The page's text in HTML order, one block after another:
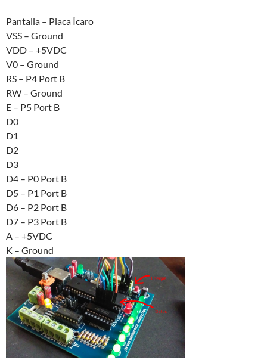
Pantalla – Placa Ícaro
VSS – Ground
VDD – +5VDC
V0 – Ground
RS – P4 Port B
RW – Ground
E – P5 Port B
D0
D1
D2
D3
D4 – P0 Port B
D5 – P1 Port B
D6 – P2 Port B
D7 – P3 Port B
A – +5VDC
K – Ground